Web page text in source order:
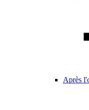
Après